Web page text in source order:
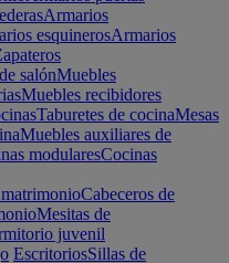
Armarios
esquinerosArmarios
salónMuebles
Muebles recibidores
Taburetes de cocinaMesas
Muebles auxiliares de
modularesCocinas
Cabeceros de
Mesitas de
juvenil
EscritoriosSillas de